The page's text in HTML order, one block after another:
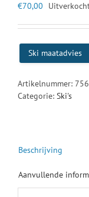
€70,00
Ski maatadvies
Artikelnummer:
Categorie: Ski's
Beschrijving
Aanvullende